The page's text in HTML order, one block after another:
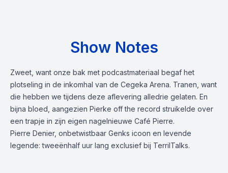
Show Notes
Zweet, want onze bak met podcastmateriaal begaf het
plotseling in de inkomhal van de Cegeka Arena. Tranen, want
die hebben we tijdens deze aflevering alledrie gelaten. En
bijna bloed, aangezien Pierke off the record struikelde over
een trapje in zijn eigen nagelnieuwe Café Pierre.
Pierre Denier, onbetwistbaar Genks icoon en levende
legende: tweeënhalf uur lang exclusief bij TerrilTalks.